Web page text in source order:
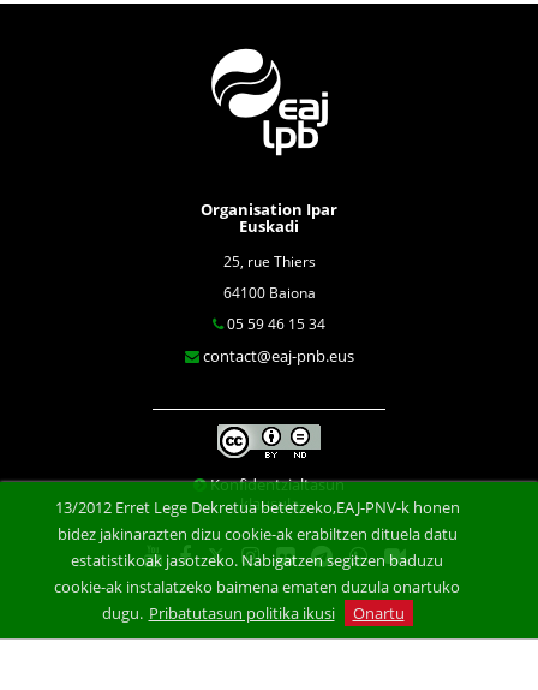
Organisation Ipar
Euskadi
25, rue Thiers
64100 Baiona
05 59 46 15 34
contact@eaj-pnb.eus
Konfidentzialtasun
klausula
13/2012 Erret Lege Dekretua betetzeko,EAJ-PNV-k honen
bidez jakinarazten dizu cookie-ak erabiltzen dituela datu
estatistikoak jasotzeko. Nabigatzen segitzen baduzu
cookie-ak instalatzeko baimena ematen duzula onartuko
dugu. Pribatutasun politika ikusi Onartu